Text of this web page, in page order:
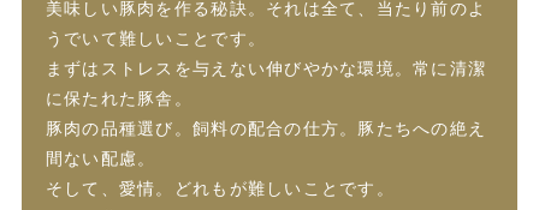
美味しい豚肉を作る秘訣。それは全て、当たり前のよ
うでいて難しいことです。
まずはストレスを与えない伸びやかな環境。常に清潔
に保たれた豚舎。
豚肉の品種選び。飼料の配合の仕方。豚たちへの絶え
間ない配慮。
そして、愛情。どれもが難しいことです。